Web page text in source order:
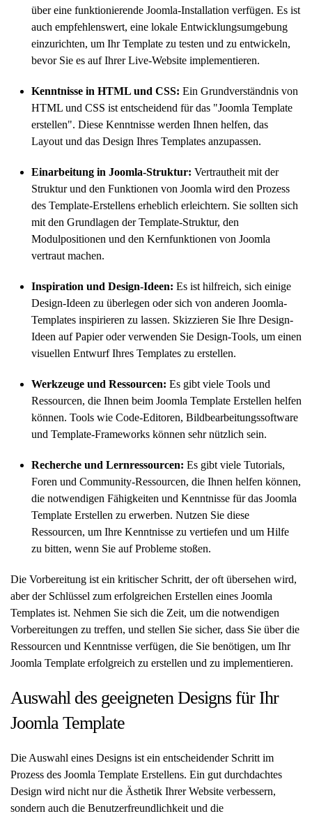
über eine funktionierende Joomla-Installation verfügen. Es ist
auch empfehlenswert, eine lokale Entwicklungsumgebung
einzurichten, um Ihr Template zu testen und zu entwickeln,
bevor Sie es auf Ihrer Live-Website implementieren.
Kenntnisse in HTML und CSS: Ein Grundverständnis von
HTML und CSS ist entscheidend für das "Joomla Template
erstellen". Diese Kenntnisse werden Ihnen helfen, das
Layout und das Design Ihres Templates anzupassen.
Einarbeitung in Joomla-Struktur: Vertrautheit mit der
Struktur und den Funktionen von Joomla wird den Prozess
des Template-Erstellens erheblich erleichtern. Sie sollten sich
mit den Grundlagen der Template-Struktur, den
Modulpositionen und den Kernfunktionen von Joomla
vertraut machen.
Inspiration und Design-Ideen: Es ist hilfreich, sich einige
Design-Ideen zu überlegen oder sich von anderen Joomla-
Templates inspirieren zu lassen. Skizzieren Sie Ihre Design-
Ideen auf Papier oder verwenden Sie Design-Tools, um einen
visuellen Entwurf Ihres Templates zu erstellen.
Werkzeuge und Ressourcen: Es gibt viele Tools und
Ressourcen, die Ihnen beim Joomla Template Erstellen helfen
können. Tools wie Code-Editoren, Bildbearbeitungssoftware
und Template-Frameworks können sehr nützlich sein.
Recherche und Lernressourcen: Es gibt viele Tutorials,
Foren und Community-Ressourcen, die Ihnen helfen können,
die notwendigen Fähigkeiten und Kenntnisse für das Joomla
Template Erstellen zu erwerben. Nutzen Sie diese
Ressourcen, um Ihre Kenntnisse zu vertiefen und um Hilfe
zu bitten, wenn Sie auf Probleme stoßen.
Die Vorbereitung ist ein kritischer Schritt, der oft übersehen wird,
aber der Schlüssel zum erfolgreichen Erstellen eines Joomla
Templates ist. Nehmen Sie sich die Zeit, um die notwendigen
Vorbereitungen zu treffen, und stellen Sie sicher, dass Sie über die
Ressourcen und Kenntnisse verfügen, die Sie benötigen, um Ihr
Joomla Template erfolgreich zu erstellen und zu implementieren.
Auswahl des geeigneten Designs für Ihr
Joomla Template
Die Auswahl eines Designs ist ein entscheidender Schritt im
Prozess des Joomla Template Erstellens. Ein gut durchdachtes
Design wird nicht nur die Ästhetik Ihrer Website verbessern,
sondern auch die Benutzerfreundlichkeit und die